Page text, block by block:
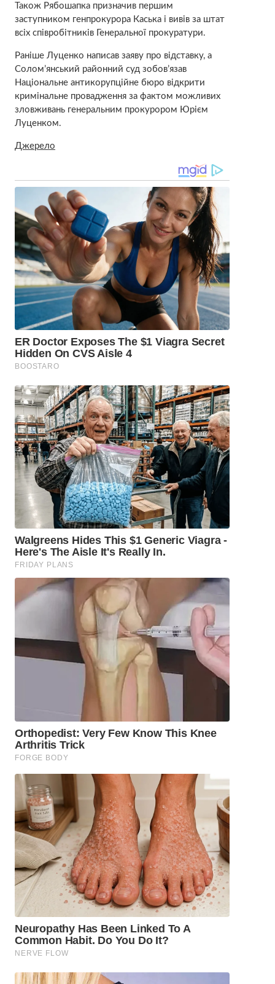
Також Рябошапка призначив першим
заступником генпрокурора Каська і вивів за штат
всіх співробітників Генеральної прокуратури.
Раніше Луценко написав заяву про відставку, а
Солом’янський районний суд зобов’язав
Національне антикорупційне бюро відкрити
кримінальне провадження за фактом можливих
зловживань генеральним прокурором Юрієм
Луценком.
Джерело